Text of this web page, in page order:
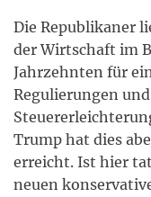
Die Republikaner
der Wirtschaft im
Jahrzehnten für
Regulierungen
Trump hat dies
erreicht. Ist hier
neuen